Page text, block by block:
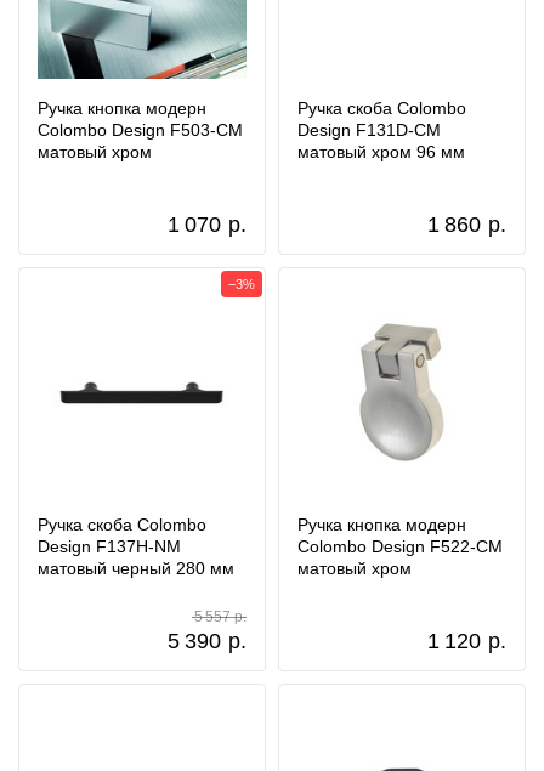
Ручка кнопка модерн
Colombo Design F503-CM
матовый хром
1 070 р.
Ручка скоба Colombo
Design F131D-CM
матовый хром 96 мм
1 860 р.
Ручка скоба Colombo
Design F137H-NM
матовый черный 280 мм
5 390 р.
5 557 р.
−3%
Ручка кнопка модерн
Colombo Design F522-CM
матовый хром
1 120 р.